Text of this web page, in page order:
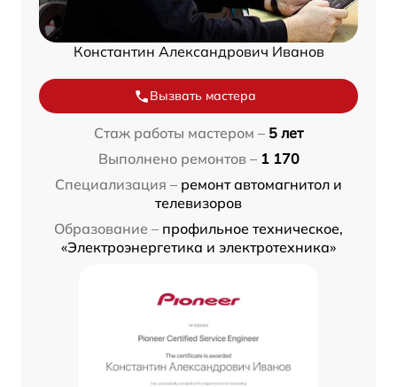
Константин Александрович Иванов
Вызвать мастера
Стаж работы мастером – 5 лет
Выполнено ремонтов – 1 170
Специализация – ремонт автомагнитол и
телевизоров
Образование – профильное техническое,
«Электроэнергетика и электротехника»